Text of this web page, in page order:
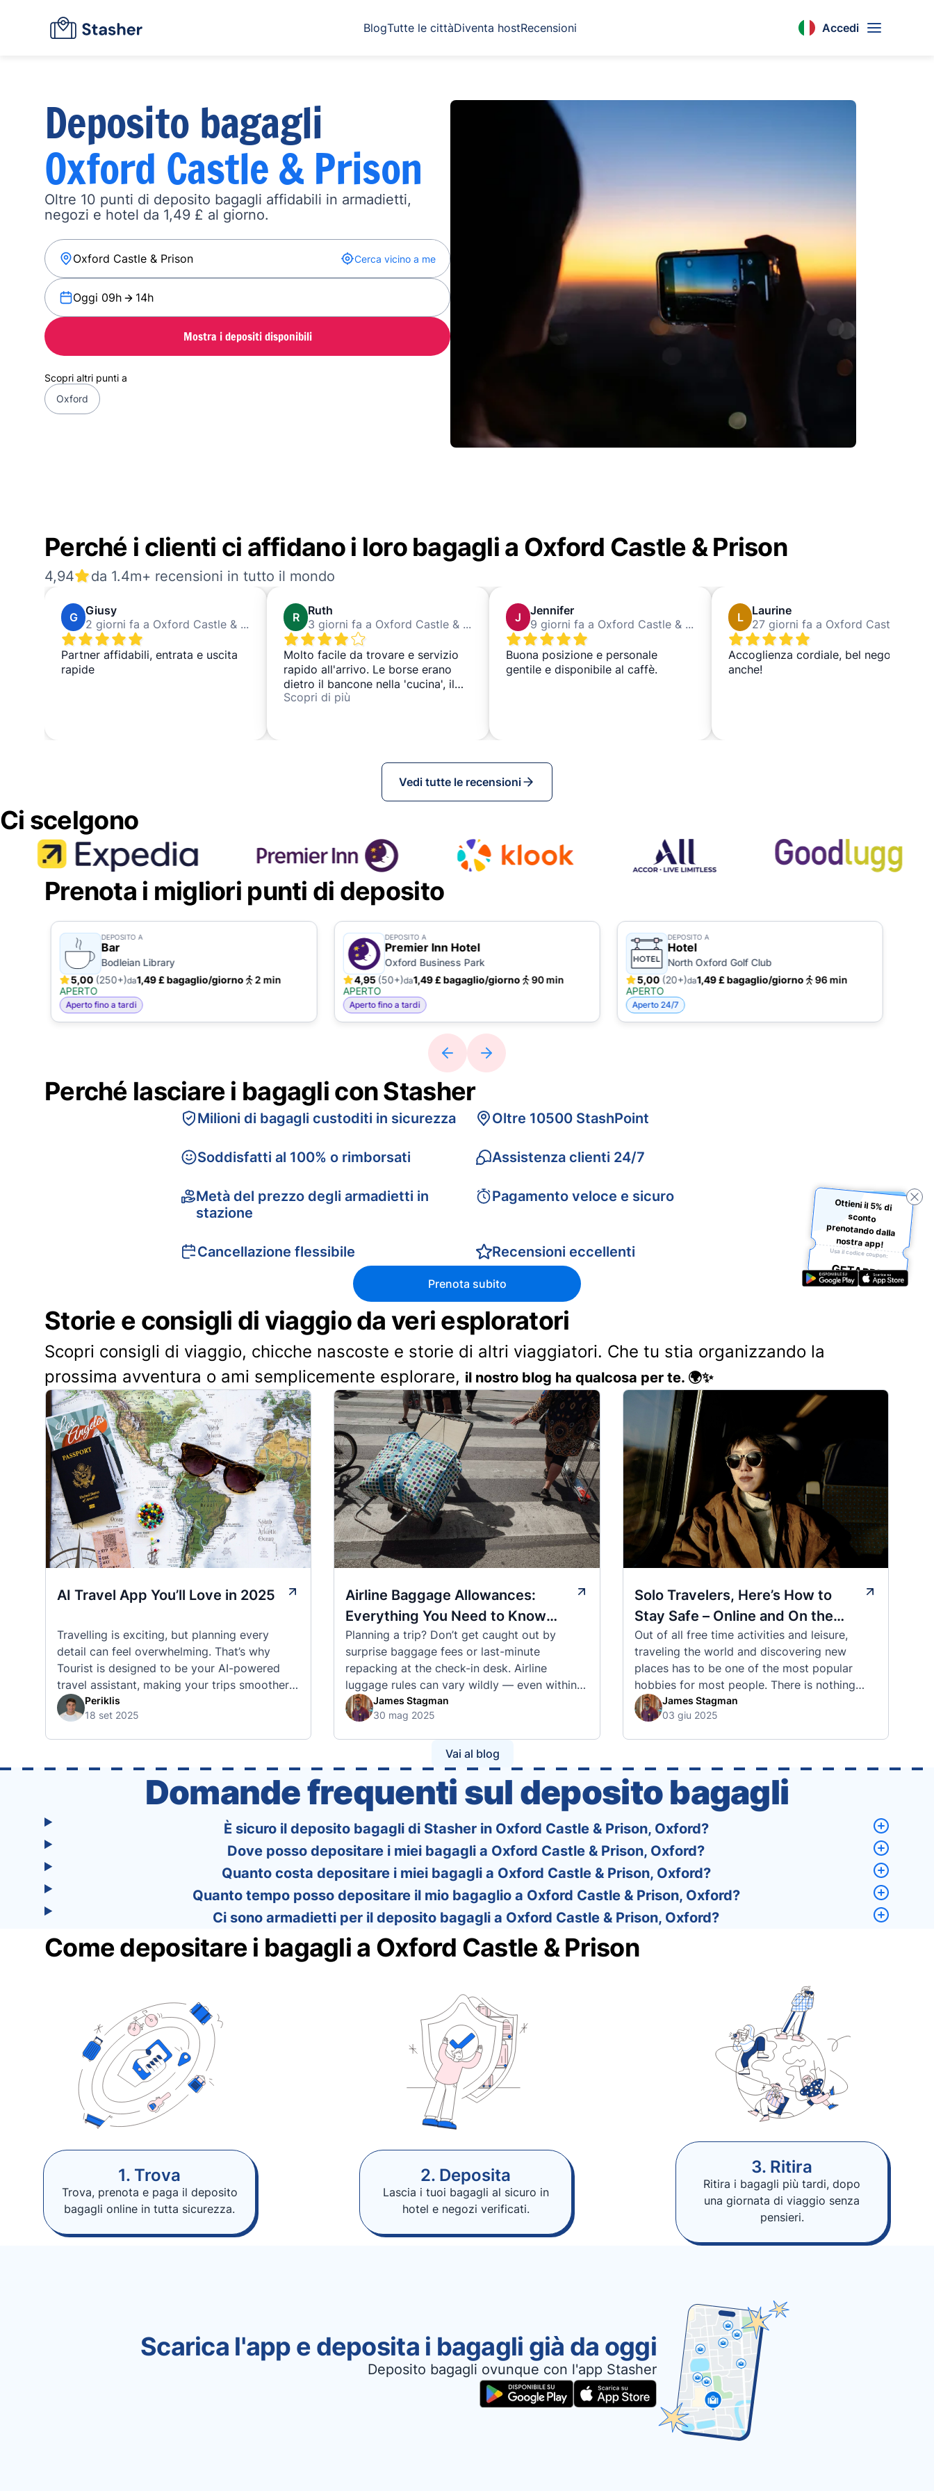
BlogTutte le cittàDiventa hostRecensioni Accedi
Deposito bagagli
Oxford Castle & Prison
Oltre 10 punti di deposito bagagli affidabili in armadietti,
negozi e hotel da 1,49 £ al giorno.
Cerca vicino a me
Oggi 09h 14h
Mostra i depositi disponibili
Scopri altri punti a
Oxford
Perché i clienti ci affidano i loro bagagli a Oxford Castle & Prison
4,94 da 1.4m+ recensioni in tutto il mondo
G Giusy
2 giorni fa a Oxford Castle & Prison
Partner affidabili, entrata e uscita
rapide
R
Ruth
3 giorni fa a Oxford Castle & Prison
Molto facile da trovare e servizio
rapido all'arrivo. Le borse erano
dietro il bancone nella 'cucina', il
che era un po' strano, ma c'erano
Scopri di più
J
Jennifer
9 giorni fa a Oxford Castle & Prison
Buona posizione e personale
gentile e disponibile al caffè.
L
Laurine
Accoglienza cordiale, bel negozio
anche!
Vedi tutte le recensioni
Ci scelgono
Prenota i migliori punti di deposito
DEPOSITO A
Bar
Bodleian Library
5,00 (250+)da1,49 £ bagaglio/giorno
2 min
APERTO
Aperto fino a tardi
DEPOSITO A
Premier Inn Hotel
Oxford Business Park
4,95(50+)da1,49 £ bagaglio/giorno
90 min
APERTO
Aperto fino a tardi
DEPOSITO A
Hotel
North Oxford Golf Club
5,00 (20+)da1,49 £ bagaglio/giorno
96 min
APERTO
Aperto 24/7
Perché lasciare i bagagli con Stasher
Milioni di bagagli custoditi in sicurezza
Soddisfatti al 100% o rimborsati
Metà del prezzo degli armadietti in
stazione
Cancellazione flessibile
Oltre 10500 StashPoint
Assistenza clienti 24/7
Pagamento veloce e sicuro
Recensioni eccellenti
Prenota subito
Storie e consigli di viaggio da veri esploratori
Scopri consigli di viaggio, chicche nascoste e storie di altri viaggiatori. Che tu stia organizzando la
prossima avventura o ami semplicemente esplorare, il nostro blog ha qualcosa per te. 🌍✨
AI Travel App You’ll Love in 2025
Travelling is exciting, but planning every
detail can feel overwhelming. That’s why
Tourist is designed to be your AI-powered
travel assistant, making your trips smoother,
smarter, and stress-free. 🧭 What Makes the
Tourist App Unique? Unlike standard travel
trip planning becomes as exciting …
Periklis
18 set 2025
Airline Baggage Allowances:
Everything You Need to Know
Before You Fly
Planning a trip? Don’t get caught out by
surprise baggage fees or last-minute
repacking at the check-in desk. Airline
luggage rules can vary wildly — even within
the same country or alliance. That’s why
we’ve created a detailed set of guides to help
policies of over 30 international …
James Stagman
30 mag 2025
Solo Travelers, Here’s How to
Stay Safe – Online and On the
Road
Out of all free time activities and leisure,
traveling the world and discovering new
places has to be one of the most popular
hobbies for most people. There is nothing
quite like visiting a brand new city, country,
or region and experiencing the culture, the
James Stagman
03 giu 2025
Vai al blog
Domande frequenti sul deposito bagagli
È sicuro il deposito bagagli di Stasher in Oxford Castle & Prison, Oxford?
Dove posso depositare i miei bagagli a Oxford Castle & Prison, Oxford?
Quanto costa depositare i miei bagagli a Oxford Castle & Prison, Oxford?
Quanto tempo posso depositare il mio bagaglio a Oxford Castle & Prison, Oxford?
Ci sono armadietti per il deposito bagagli a Oxford Castle & Prison, Oxford?
Come depositare i bagagli a Oxford Castle & Prison
1. Trova
Trova, prenota e paga il deposito
bagagli online in tutta sicurezza.
2. Deposita
Lascia i tuoi bagagli al sicuro in
hotel e negozi verificati.
3. Ritira
Ritira i bagagli più tardi, dopo
una giornata di viaggio senza
pensieri.
Scarica l'app e deposita i bagagli già da oggi
Deposito bagagli ovunque con l'app Stasher
Ottieni il 5% di
sconto
prenotando dalla
nostra app!
Usa il codice coupon:
GETAPP5